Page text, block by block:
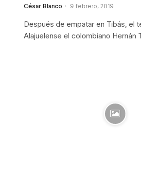
César Blanco 9 febrero, 2019
Después de empatar en Tibás, el
Alajuelense el colombiano Hernán